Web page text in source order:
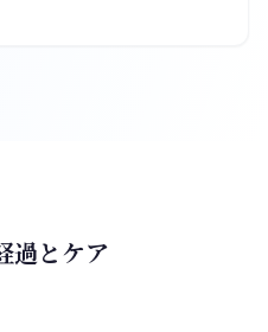
過とケア